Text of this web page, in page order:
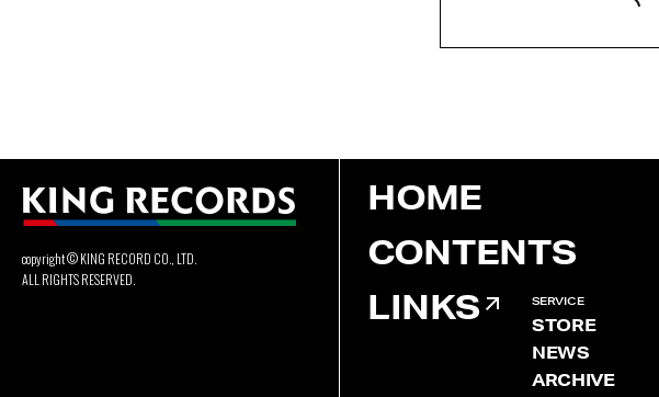
copyright © KING RECORD CO., LTD.
ALL RIGHTS RESERVED.
HOME
CONTENTS
LINKS
SERVICE
STORE
NEWS
ARCHIVE